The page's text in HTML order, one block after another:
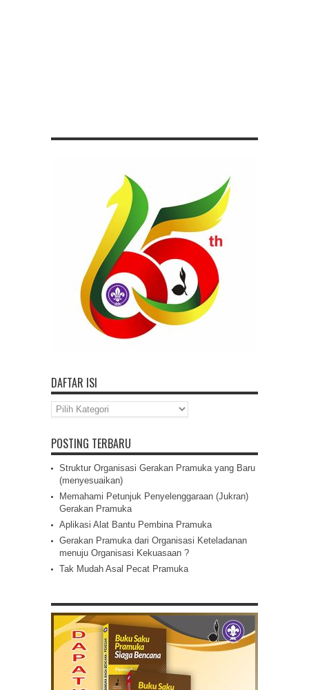
DAFTAR ISI
Daftar
Isi
POSTING TERBARU
Struktur Organisasi Gerakan Pramuka yang Baru
(menyesuaikan)
Memahami Petunjuk Penyelenggaraan (Jukran)
Gerakan Pramuka
Aplikasi Alat Bantu Pembina Pramuka
Gerakan Pramuka dari Organisasi Keteladanan
menuju Organisasi Kekuasaan ?
Tak Mudah Asal Pecat Pramuka